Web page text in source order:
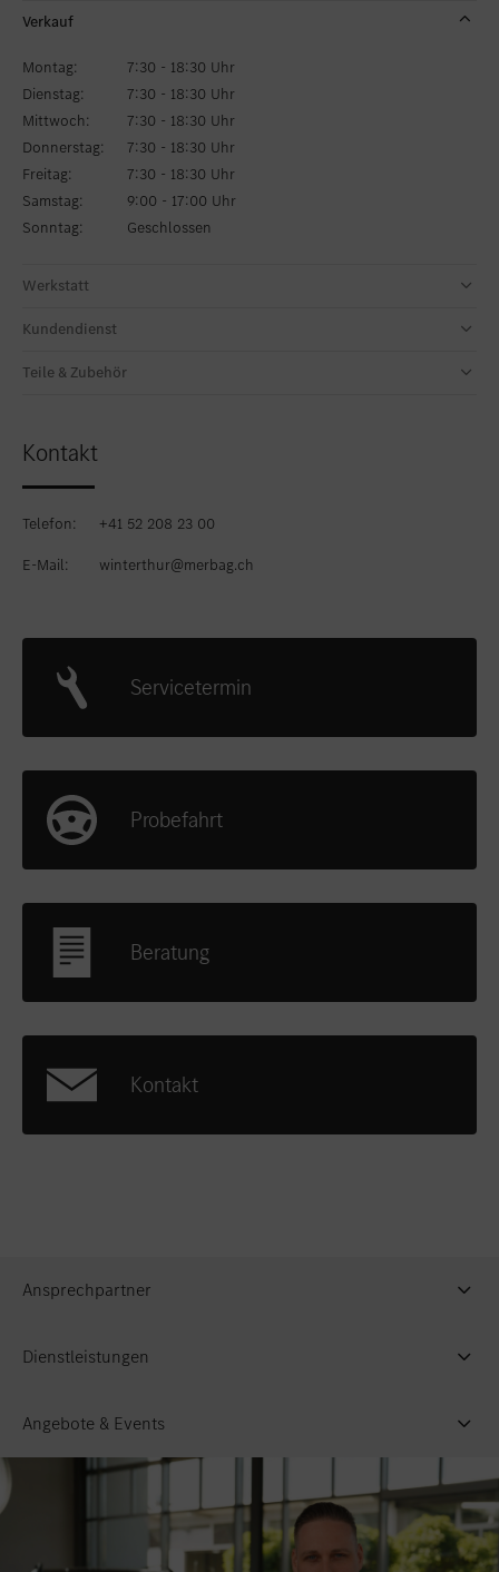
Verkauf
Montag:
7:30 - 18:30 Uhr
Dienstag:
7:30 - 18:30 Uhr
Mittwoch:
7:30 - 18:30 Uhr
Donnerstag:
7:30 - 18:30 Uhr
Freitag:
7:30 - 18:30 Uhr
Samstag:
9:00 - 17:00 Uhr
Sonntag:
Geschlossen
Werkstatt
Kundendienst
Teile & Zubehör
Kontakt
Telefon:
+41 52 208 23 00
E-Mail:
winterthur@merbag.ch
Servicetermin
Probefahrt
Beratung
Kontakt
Ansprechpartner
Dienstleistungen
Angebote & Events